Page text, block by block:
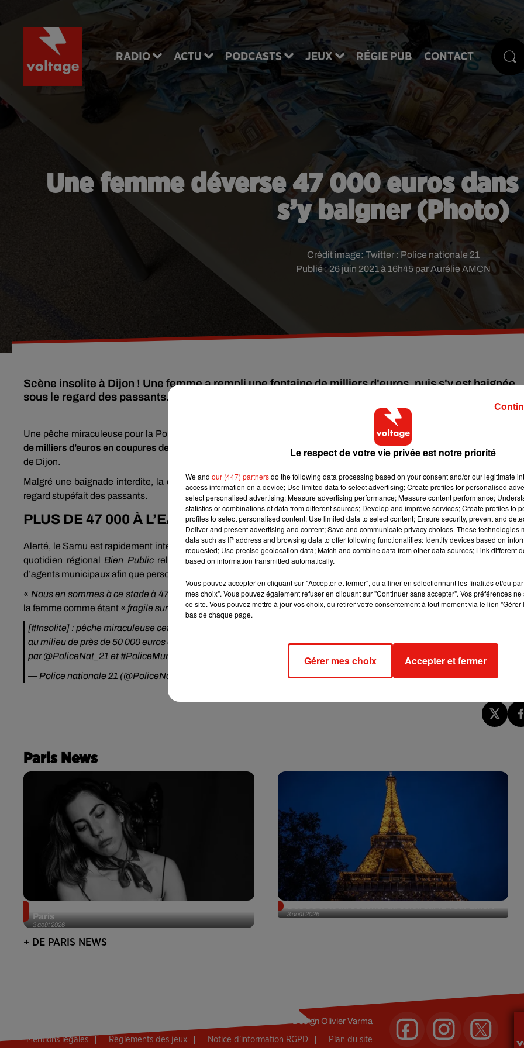
RADIO ACTU PODCASTS JEUX RÉGIE PUB CONTACT
Une femme déverse 47 000 euros
s’y baigner (Photo)
Publié : 26 juin 2021 à 16h45 par Aurélie AMCN
Crédit image: Twitter : Police nationale 21
Scène insolite à Dijon ! Une femme a rempli une fontaine de milliers d'euros, puis s'y est baignée
sous le regard des passants. Récit.
Une pêche miraculeuse pour la Police du 21. Ce jeudi 24 juin, aux alentours de 14 h 30, une femme a déversé
de milliers d’euros en coupures de billets de 10 à 100 euros
dans une fontaine de la Place de la République, en plein
de Dijon.
Malgré une baignade interdite, la quinquagénaire s’est ensuite glissée dans l’eau, au beau milieu de son argent,
regard stupéfait des passants.
PLUS DE 47 000 À L’EAU !
Alerté, le Samu est rapidement intervenu sur place et a procédé à l’évacuation de la femme vers le CHU de la ville.
quotidien régional Bien Publicrelayé parLa Dépêche,la police s’est ensuite chargée de vider la fontaine avec
d’agents municipaux afin que personne ne soit tenté de récupérer le butin.
« Nous en sommes à ce stade à 47 200 euros identifiés», a déclaré la préfecture de Côte d’Or à l’AFP, qui a ensuite
la femme comme étant « fragile sur le plan psychologique».
[#Insolite] : pêche miraculeuse cet après-midi dans les fontaines place de la République à
au milieu de près de 50 000 euros en petites coupures. "Nageuse" mise en sécurité. Argent repêché avec des épuisettes
par@PoliceNat_21 et#PoliceMunicipale
pic.twitter.com/FvjVXsjm6b
— Police nationale 21 (@PoliceNat_21)
Paris News
3 août 2026
Paris
3 août 2026
+ DE PARIS NEWS
DesignOlivier Varma
Mentions légales Règlements des jeux Notice d’information RGPD Plan du site
Le respect de votre vie privée est notre priorité
We and our (447) partnersdo the following data processing based on your consent and/or our legitimate
access information on a device; Use limited data to select advertising; Create profiles for personalised
select personalised advertising; Measure advertising performance; Measure content performance;
statistics or combinations of data from different sources; Develop and improve services; Create profiles to
profiles to select personalised content; Use limited data to select content; Ensure security, prevent and
Deliver and present advertising and content; Save and communicate privacy choices. These technologies
data such as IP address and browsing data to offer following functionalities: Identify devices based on
requested; Use precise geolocation data; Match and combine data from other data sources; Link different
based on information transmitted automatically.
Vous pouvez accepter en cliquant sur "Accepter et fermer", ou affiner en sélectionnant les finalités et/ou
mes choix". Vous pouvez également refuser en cliquant sur "Continuer sans accepter". Vos préférences
ce site. Vous pouvez mettre à jour vos choix, ou retirer votre consentement à tout moment via le lien
bas de chaque page.
Gérer mes choix Accepter et fermer